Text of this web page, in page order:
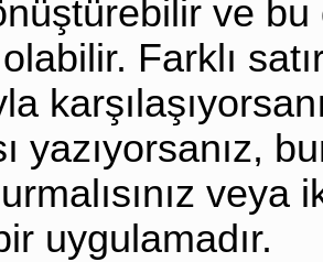
ve
Farklı
yazıyorsanız,
uygulamadır.